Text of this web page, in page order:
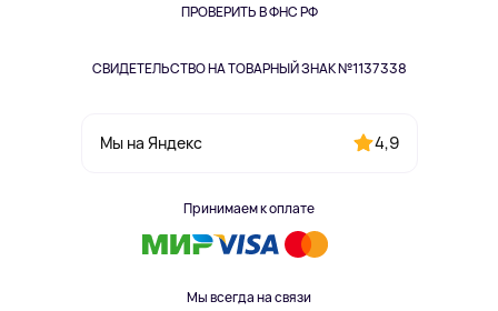
ПРОВЕРИТЬ В ФНС РФ
СВИДЕТЕЛЬСТВО НА ТОВАРНЫЙ ЗНАК №1137338
Мы на Яндекс 4,9
Принимаем к оплате
Мы всегда на связи
Одежда и аксессуары